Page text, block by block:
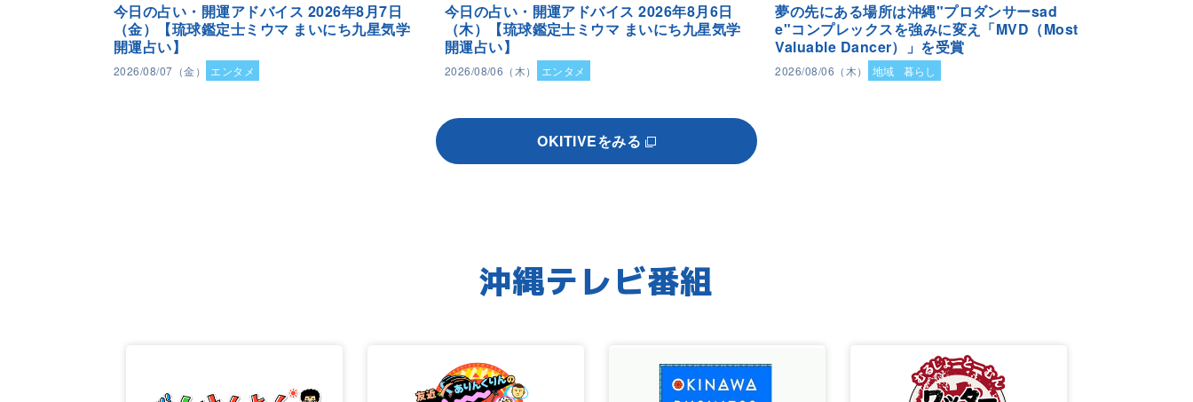
今日の占い・開運アドバイス 2026年8月7日
（金）【琉球鑑定士ミウマ まいにち九星気学
開運占い】
2026/08/07（金） エンタメ
今日の占い・開運アドバイス 2026年8月6日
（木）【琉球鑑定士ミウマ まいにち九星気学
開運占い】
2026/08/06（木） エンタメ
夢の先にある場所は沖縄"プロダンサーsad
e"コンプレックスを強みに変え「MVD（Most
Valuable Dancer）」を受賞
2026/08/06（木） 地域 暮らし
OKITIVEをみる
沖縄テレビ番組